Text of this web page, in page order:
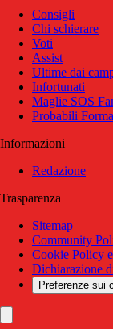
Consigli
Chi schierare
Voti
Assist
Ultime dai
Infortunati
Maglie SOS
Probabili
Informazioni
Redazione
Trasparenza
Sitemap
Community
Cookie Policy
Dichiarazione
Preferenze sui